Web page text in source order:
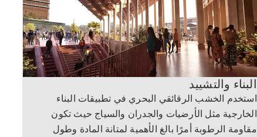
البناء والتشييد
استخدم الخشب الرقائقي البحري في تطبيقات البناء
الخارجية مثل الأرضيات والجدران والسياج حيث تكون
مقاومة الرطوبة أمرًا بالغ الأهمية لمتانة المادة وطول